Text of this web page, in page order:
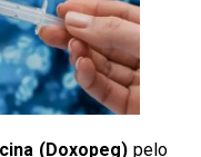
(Doxopeg)pelo